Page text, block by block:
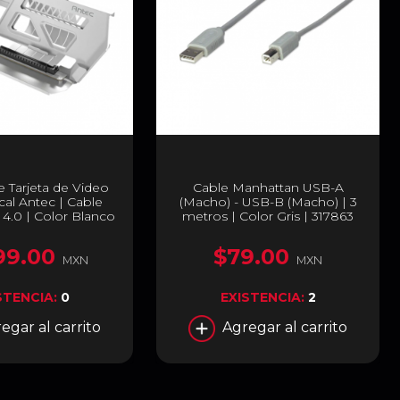
Tarjeta de Video
Antec | Cable
4.0 | Color Blanco
ARCVB-W190-
RTX40MXN
0
al carrito
Cable Manhattan USB-A
(Macho) - USB-B (Macho) | 3
metros | Color Gris | 317863
$79.00 MXN
EXISTENCIA: 2
Agregar al carrito